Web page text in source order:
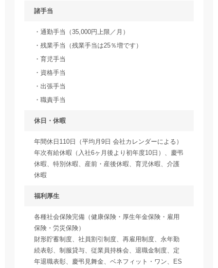
諸手当
通勤手当（35,000円上限／月）
残業手当（残業手当は25％増です）
育児手当
資格手当
出張手当
職責手当
休日・休暇
年間休日110日（平均月9日 会社カレンダーによる）
年次有給休暇（入社6ヶ月後より初年度10日）、慶弔
休暇、特別休暇、産前・産後休暇、育児休暇、介護
休暇
福利厚生
各種社会保険完備（健康保険・厚生年金保険・雇用
保険・労災保険）
財形貯蓄制度、社員割引制度、再雇用制度、永年勤
続表彰、制服貸与、従業員持株会、退職金制度、定
年退職表彰、慶弔見舞金、ベネフィット・ワン、ES